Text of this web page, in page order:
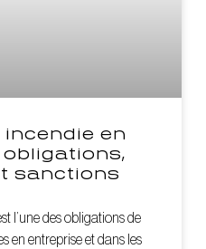
en
obligations,
sanctions
l’une des obligations de
en entreprise et dans les